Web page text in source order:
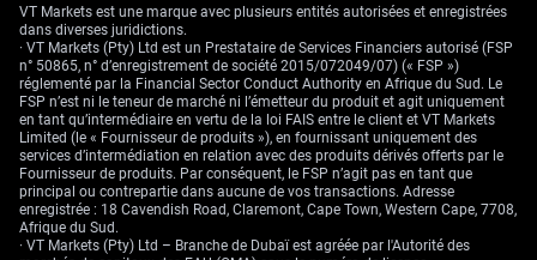
Si la baisse des coûts de l’énergie devrait soutenir les actions, nous
restons prudents quant au fait de poursuivre la hausse du marché dans
son ensemble à ces niveaux. Le ratio cours/bénéfices prévisionnel du
S&P 500 est déjà élevé, au-delà de 21, reflétant une grande partie de
l’optimisme récent lié aux investissements dans l’IA. Nous préférons
recourir aux dérivés pour cibler des secteurs spécifiques qui bénéficient
de coûts d’énergie et de transport plus faibles, plutôt que d’acheter des
options d’achat sur les grands indices.
VT Markets est une marque avec plusieurs entités autorisées et enregistrées
dans diverses juridictions.
· VT Markets (Pty) Ltd est un Prestataire de Services Financiers autorisé (FSP
n° 50865, n° d’enregistrement de société 2015/072049/07) (« FSP »)
réglementé par la Financial Sector Conduct Authority en Afrique du Sud. Le
FSP n’est ni le teneur de marché ni l’émetteur du produit et agit uniquement
en tant qu’intermédiaire en vertu de la loi FAIS entre le client et VT Markets
Limited (le « Fournisseur de produits »), en fournissant uniquement des
services d’intermédiation en relation avec des produits dérivés offerts par le
Fournisseur de produits. Par conséquent, le FSP n’agit pas en tant que
principal ou contrepartie dans aucune de vos transactions. Adresse
enregistrée : 18 Cavendish Road, Claremont, Cape Town, Western Cape, 7708,
Afrique du Sud.
· VT Markets (Pty) Ltd – Branche de Dubaï est agréée par l'Autorité des